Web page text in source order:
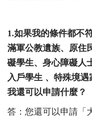
1.如果我的條件都不
滿軍公教遺族、原住
礙學生、身心障礙人
入戶學生 、特殊境遇
我還可以申請什麼？
答：您還可以申請「